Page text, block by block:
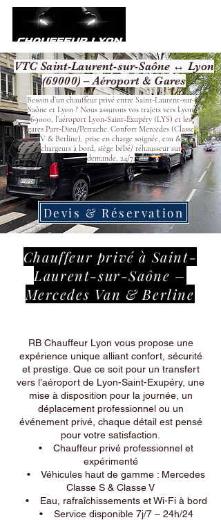
VTC Saint-Laurent-sur-Saône ↔ Lyon
(69000) – Aéroport & Gares
Besoin d’un chauffeur privé entre Saint-Laurent-sur-
Saône et Lyon ? Nous assurons vos trajets vers Lyon
69000, l’aéroport Lyon‑Saint‑Exupéry (LYS) et les
gares Part‑Dieu/Perrache. Confort Mercedes (Classe
V & Berline), prise en charge soignée, eau &
chargeurs à bord, siège bébé/ réhausseur sur
demande, 24/7.
Devis & Réservation
Chauffeur privé à Saint-
Laurent-sur-Saône –
Mercedes Van & Berline
RB Chauffeur Lyon vous propose une
expérience unique alliant confort, sécurité
et prestige. Que ce soit pour un transfert
vers l’aéroport de Lyon-Saint-Exupéry, une
mise à disposition pour la journée, un
déplacement professionnel ou un
événement privé, chaque détail est pensé
pour votre satisfaction.
• Chauffeur privé professionnel et
expérimenté
• Véhicules haut de gamme : Mercedes
Classe S & Classe V
• Eau, rafraîchissements et Wi-Fi à bord
• Service disponible 7j/7 – 24h/24